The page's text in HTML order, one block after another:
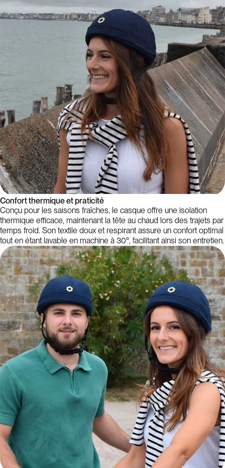
Confort thermique et praticité
Conçu pour les saisons fraîches, le casque offre une isolation
thermique efficace, maintenant la tête au chaud lors des trajets par
temps froid. Son textile doux et respirant assure un confort optimal
tout en étant lavable en machine à 30°, facilitant ainsi son entretien.